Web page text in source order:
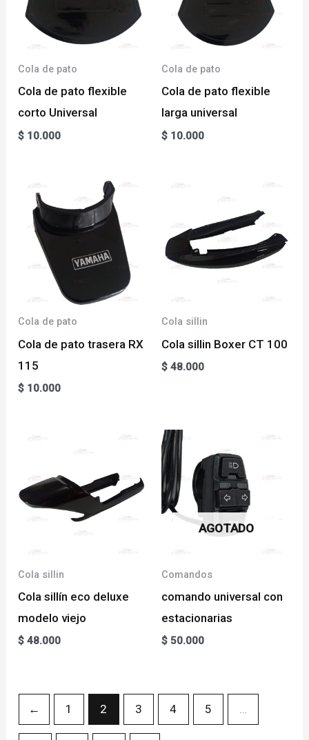
Cola de pato
Cola de pato flexible
corto Universal
$ 10.000
Cola de pato
Cola de pato flexible
larga universal
$ 10.000
Cola de pato
Cola de pato trasera RX
115
$ 10.000
Cola sillin
Cola sillin Boxer CT 100
$ 48.000
Cola sillin
Cola sillín eco deluxe
modelo viejo
$ 48.000
AGOTADO
Comandos
comando universal con
estacionarias
$ 50.000
← 1 2 3 4 5 …